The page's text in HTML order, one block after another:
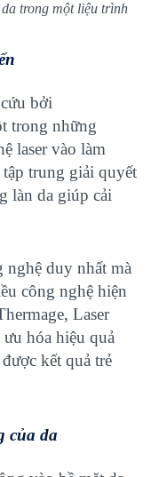
trong một liệu trình
bởi
trong những
laser vào làm
trung giải quyết
làn da giúp cải
duy nhất mà
công nghệ hiện
Laser
hóa hiệu quả
kết quả trẻ
của da